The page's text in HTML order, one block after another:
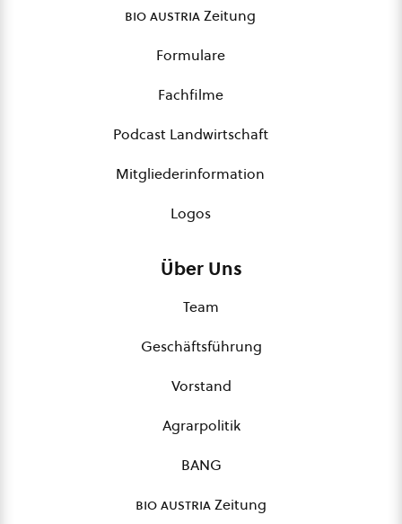
bio austriaZeitung
Formulare
Fachfilme
Podcast Landwirtschaft
Mitgliederinformation
Logos
Über Uns
Team
Geschäftsführung
Vorstand
Agrarpolitik
BANG
bio austriaZeitung